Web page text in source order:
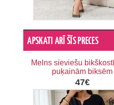
APSKATI ARĪ ŠĪS PRECES
Melns sieviešu
puķainām biksēm
47€